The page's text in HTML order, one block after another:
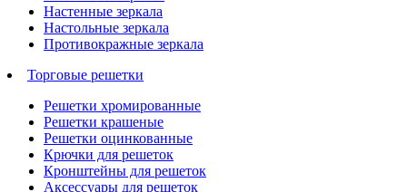
Настенные зеркала
Настольные зеркала
Противокражные зеркала
Торговые решетки
Решетки хромированные
Решетки крашеные
Решетки оцинкованные
Крючки для решеток
Кронштейны для решеток
Аксессуары для решеток